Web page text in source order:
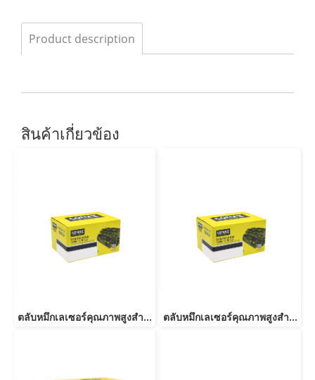
Product description
สินค้าเกี่ยวข้อง
ตลับหมึกเลเซอร์คุณภาพสูงสำหรับ Fuji Xerox รุ่น P255 (CT201918) Black ตลับหมึกเลเซอร์คุณภาพสูงสำหรับ Fuji Xerox รุ่น P355D (CT201937) Black